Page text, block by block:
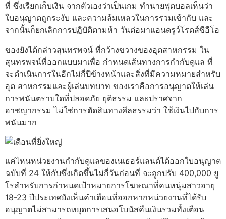
ที่ ซึ่งเรียกเก็บเงิน จากตัวเองว่าเป็นเกม ทํานายฟุตบอลเห็นว่า
ใบอนุญาตถูกระงับ และความล้มเหลวในการรวมเข้ากับ และ
จากนั้นก็ยกเลิกการปฏิบัติตามห้า วันต่อมาแอนดรูว์โรดส์ซีอีโอ
ของยังได้กล่าวสุนทรพจน์ ที่กว้างขวางของอุตสาหกรรม ใน
สุนทรพจน์ที่ออกแบบมาเพื่อ กําหนดเส้นทางการกํากับดูแล ที่
จะดําเนินการในอีกไม่กี่ปีข้างหน้าและสิ่งที่มีความหมายสําหรับ
อุต สาหกรรมและผู้เล่นบทบาท ของเราคือการอนุญาตให้เล่น
การพนันตราบใดที่ปลอดภัย ยุติธรรม และปราศจาก
อาชญากรรม ไม่ใช่การตัดสินทางศีลธรรมว่า ใช้เงินไปกับการ
พนันมาก
แค่ไหนหน่วยงานกํากับดูแลของเนเธอร์แลนด์ได้ออกใบอนุญาต
ฉบับที่ 24 ให้กับซึ่งเกิดขึ้นไม่กี่วันก่อนที่ จะถูกปรับ 400,000 ยู
โรสําหรับการกําหนดเป้าหมายการโฆษณาที่คนหนุ่มสาวอายุ
18-23 ปีประเทศยังเห็นคําเตือนที่ออกหากหน่วยงานที่ได้รับ
อนุญาตไม่สามารถหยุดการเสนอโบนัสคืนเงินรวมทั้งเตือน